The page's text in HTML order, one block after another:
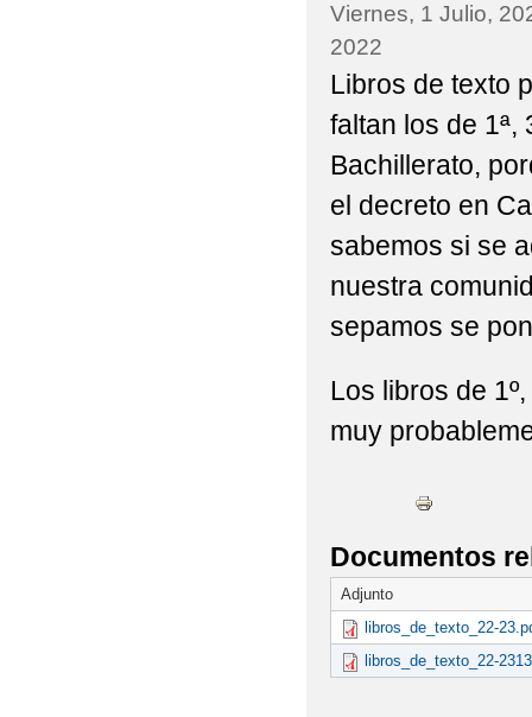
CALENDARIO
CAMBIO DE FECHAS
CONVOCATORIA
ELECCIONES AL
IMPORTANTE:
IMPORTANTE:
INSTRUCCIONES
RESOLUCIÓN POR
FORMATIVOS DE
Viernes, 1 Julio,
2022
Libros de texto
faltan los de 1ª,
Bachillerato,
el decreto en
sabemos si se
nuestra
sepamos se
Los libros de
muy
Documentos
Adjunto
libros_de_texto_22-
libros_de_texto_22-